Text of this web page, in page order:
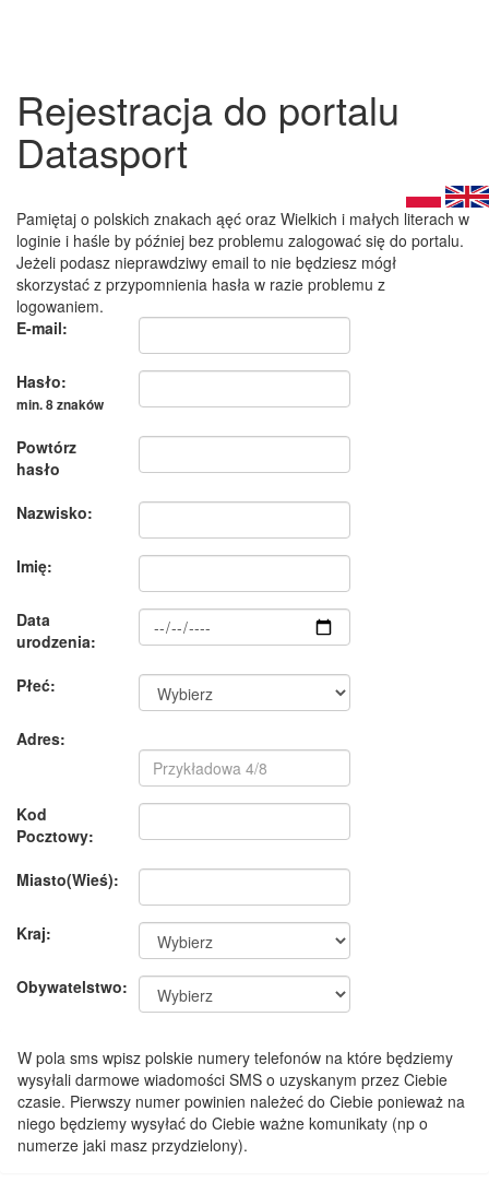
Rejestracja do portalu
Datasport
Pamiętaj o polskich znakach ąęć oraz Wielkich i małych literach w
loginie i haśle by później bez problemu zalogować się do portalu.
Jeżeli podasz nieprawdziwy email to nie będziesz mógł
skorzystać z przypomnienia hasła w razie problemu z
logowaniem.
E-mail:
Hasło:
min. 8 znaków
Powtórz
hasło
Nazwisko:
Imię:
Data
urodzenia:
Płeć:
Adres:
Kod
Pocztowy:
Miasto(Wieś):
Kraj:
Obywatelstwo:
W pola sms wpisz polskie numery telefonów na które będziemy
wysyłali darmowe wiadomości SMS o uzyskanym przez Ciebie
czasie. Pierwszy numer powinien należeć do Ciebie ponieważ na
niego będziemy wysyłać do Ciebie ważne komunikaty (np o
numerze jaki masz przydzielony).